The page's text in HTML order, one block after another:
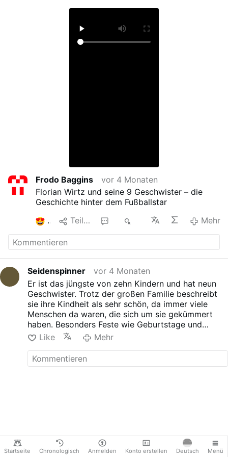
Startseite Chronologisch Anmelden Konto erstellen Deutsch Menü
Frodo Baggins
vor 4 Monaten
Florian Wirtz und seine 9 Geschwister – die
Geschichte hinter dem Fußballstar
1
Teilen Mehr
Seidenspinner
vor 4 Monaten
Er ist das jüngste von zehn Kindern und hat neun
Geschwister. Trotz der großen Familie beschreibt
sie ihre Kindheit als sehr schön, da immer viele
Menschen da waren, die sich um sie gekümmert
haben. Besonders Feste wie Geburtstage und
Weihnachten waren große, gemeinsame Feiern.
Außerdem ist sie nicht die einzige in der Familie,
die Fußball spielt: Auch ihre Schwester ist
Fußballerin und spielte unter anderem für Werder
Like Mehr